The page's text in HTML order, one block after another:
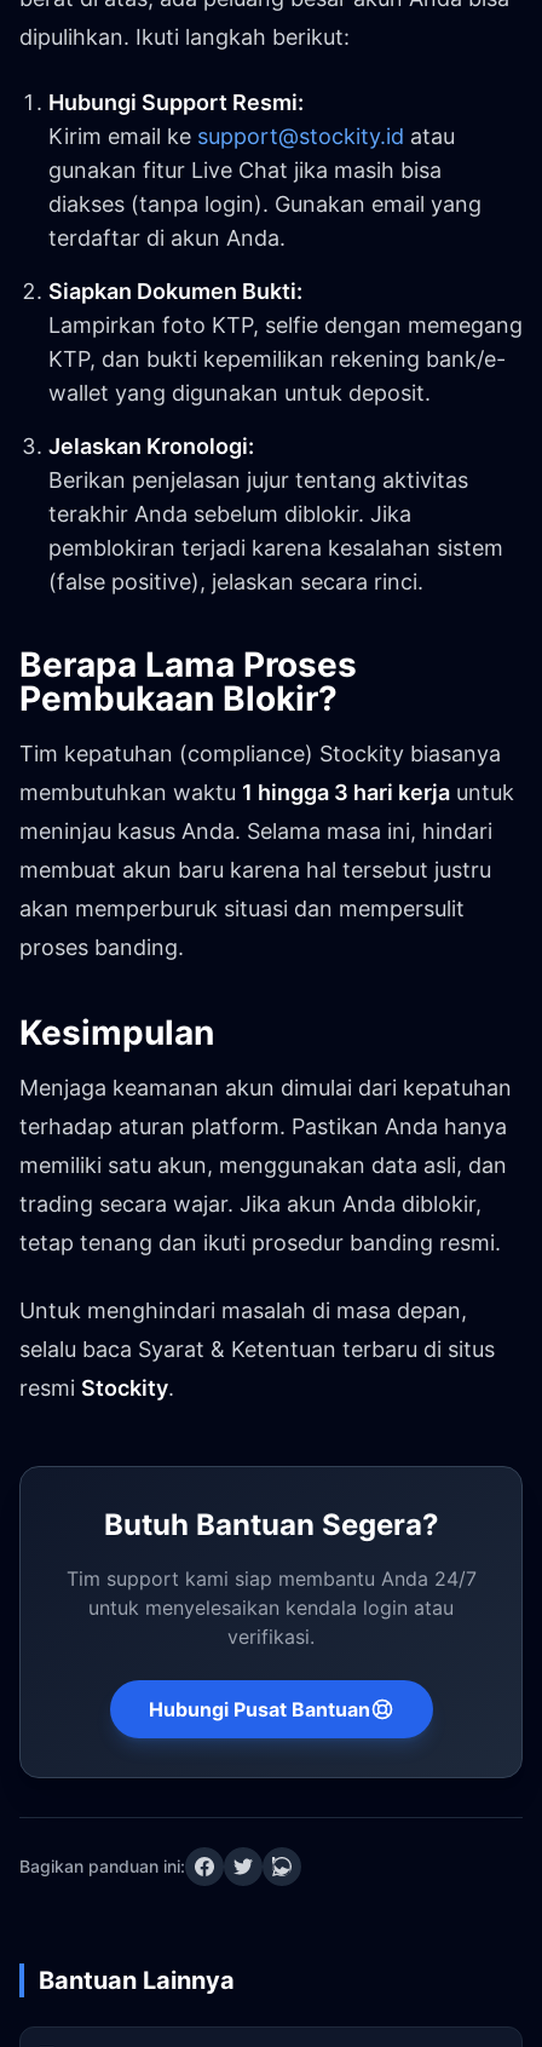
dipulihkan. Ikuti langkah berikut:
Hubungi Support Resmi:
Kirim email ke support@stockity.id atau
gunakan fitur Live Chat jika masih bisa
diakses (tanpa login). Gunakan email yang
terdaftar di akun Anda.
Siapkan Dokumen Bukti:
Lampirkan foto KTP, selfie dengan memegang
KTP, dan bukti kepemilikan rekening bank/e-
wallet yang digunakan untuk deposit.
Jelaskan Kronologi:
Berikan penjelasan jujur tentang aktivitas
terakhir Anda sebelum diblokir. Jika
pemblokiran terjadi karena kesalahan sistem
(false positive), jelaskan secara rinci.
Berapa Lama Proses
Pembukaan Blokir?
Tim kepatuhan (compliance) Stockity biasanya
membutuhkan waktu 1 hingga 3 hari kerja untuk
meninjau kasus Anda. Selama masa ini, hindari
membuat akun baru karena hal tersebut justru
akan memperburuk situasi dan mempersulit
proses banding.
Kesimpulan
Menjaga keamanan akun dimulai dari kepatuhan
terhadap aturan platform. Pastikan Anda hanya
memiliki satu akun, menggunakan data asli, dan
trading secara wajar. Jika akun Anda diblokir,
tetap tenang dan ikuti prosedur banding resmi.
Untuk menghindari masalah di masa depan,
selalu baca Syarat & Ketentuan terbaru di situs
resmi Stockity.
Butuh Bantuan Segera?
Tim support kami siap membantu Anda 24/7
untuk menyelesaikan kendala login atau
verifikasi.
Hubungi Pusat Bantuan
Bagikan panduan ini:
Bantuan Lainnya